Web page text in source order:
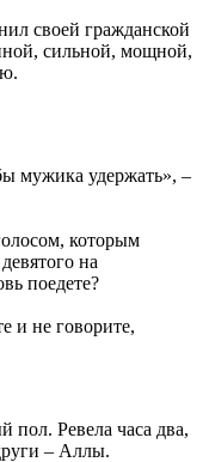
своей гражданской
сильной, мощной,
мужика удержать», –
которым
на
поедете?
и не говорите,
пол. Ревела часа два,
– Аллы.